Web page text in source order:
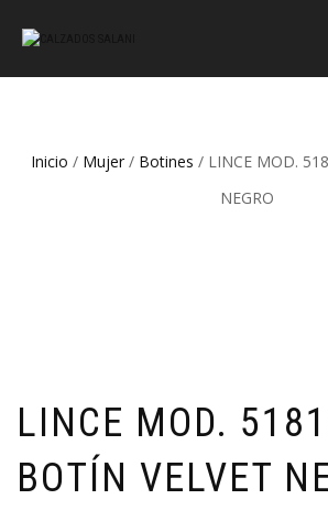
Inicio / Mujer/ Botines / LINCE MOD.
NEGRO
LINCE MOD.
BOTÍN VELVET